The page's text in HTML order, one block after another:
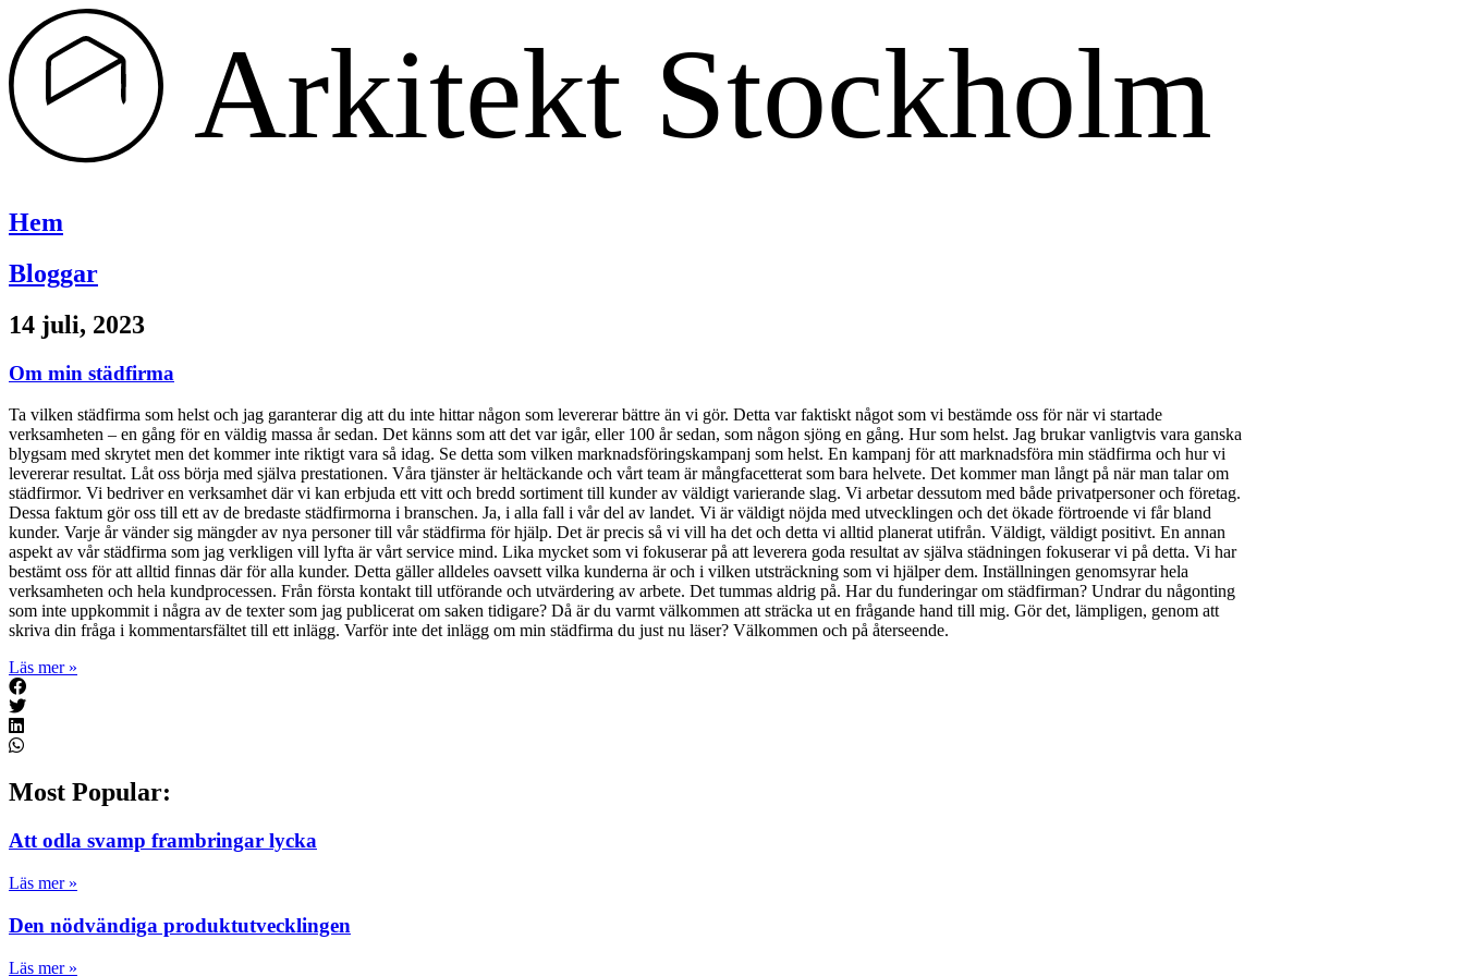
Hoppa
till
innehåll
Hem
Bloggar
14 juli, 2023
Om min städfirma
Ta vilken städfirma som helst och jag garanterar dig att du inte hittar någon som levererar bättre än vi gör. Detta var faktiskt något som vi bestämde oss för när vi startade
verksamheten – en gång för en väldig massa år sedan. Det känns som att det var igår, eller 100 år sedan, som någon sjöng en gång. Hur som helst. Jag brukar vanligtvis vara ganska
blygsam med skrytet men det kommer inte riktigt vara så idag. Se detta som vilken marknadsföringskampanj som helst. En kampanj för att marknadsföra min städfirma och hur vi
levererar resultat. Låt oss börja med själva prestationen. Våra tjänster är heltäckande och vårt team är mångfacetterat som bara helvete. Det kommer man långt på när man talar om
städfirmor. Vi bedriver en verksamhet där vi kan erbjuda ett vitt och bredd sortiment till kunder av väldigt varierande slag. Vi arbetar dessutom med både privatpersoner och företag.
Dessa faktum gör oss till ett av de bredaste städfirmorna i branschen. Ja, i alla fall i vår del av landet. Vi är väldigt nöjda med utvecklingen och det ökade förtroende vi får bland
kunder. Varje år vänder sig mängder av nya personer till vår städfirma för hjälp. Det är precis så vi vill ha det och detta vi alltid planerat utifrån. Väldigt, väldigt positivt. En annan
aspekt av vår städfirma som jag verkligen vill lyfta är vårt service mind. Lika mycket som vi fokuserar på att leverera goda resultat av själva städningen fokuserar vi på detta. Vi har
bestämt oss för att alltid finnas där för alla kunder. Detta gäller alldeles oavsett vilka kunderna är och i vilken utsträckning som vi hjälper dem. Inställningen genomsyrar hela
verksamheten och hela kundprocessen. Från första kontakt till utförande och utvärdering av arbete. Det tummas aldrig på. Har du funderingar om städfirman? Undrar du någonting
som inte uppkommit i några av de texter som jag publicerat om saken tidigare? Då är du varmt välkommen att sträcka ut en frågande hand till mig. Gör det, lämpligen, genom att
skriva din fråga i kommentarsfältet till ett inlägg. Varför inte det inlägg om min städfirma du just nu läser? Välkommen och på återseende.
Läs mer »
Most Popular:
Att odla svamp frambringar lycka
Läs mer »
Den nödvändiga produktutvecklingen
Läs mer »